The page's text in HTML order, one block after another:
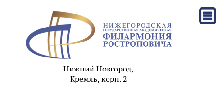
Нижний Новгород,
Кремль, корп. 2